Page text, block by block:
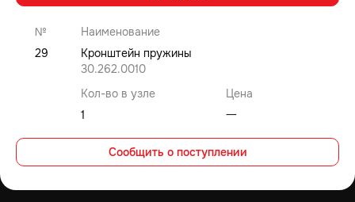
№
Наименование
29
Кронштейн пружины
30.262.0010
Кол-во в узле
Цена
1
⼀
Сообщить о поступлении